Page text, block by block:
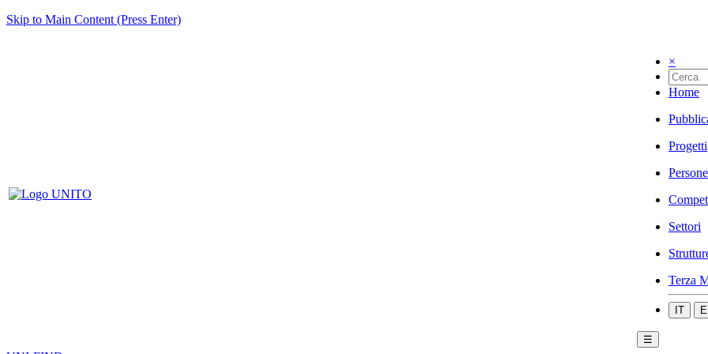
Skip to Main Content (Press Enter)
×
Home
Progetti
Persone
Settori
Terza
IT
☰